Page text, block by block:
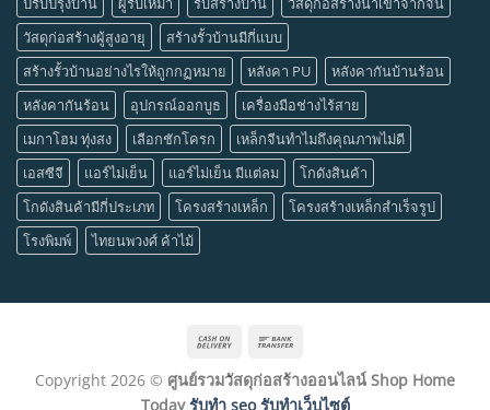
วัสดุก่อสร้างผู้สูงอายุ
สร้างรั้วบ้านมีกี่แบบ
สร้างรั้วบ้านอย่างไรให้ถูกกฏหมาย
หลังคา PU
หลังคากันบ้านร้อน
หลังคากันร้อน
อุปกรณ์ออกบูธ
เครื่องมือช่างไร้สาย
เมกาโฮม ทุ่งสง
เลือกชักโครก
เหล็กจีนทำไมถึงคุณภาพไม่ดี
เอสซีจี
แอร์ไม่เย็น แอร์ไม่เย็น มีแต่ลม
โกดังสินค้า
โกดังสินค้ามีกี่ประเภท
โครงสร้างเหล็ก
โครงสร้างเหล็กสำเร็จรูป
โรงพิมพ์
ไทยนพวงศ์ ค้าไม้
Cash
Delivery
Copyright 2026 © ศูนย์รวมวัสดุก่อสร้างออนไลน์ Shop Home
Todayรับทำ seo รับทำเว็บไซต์